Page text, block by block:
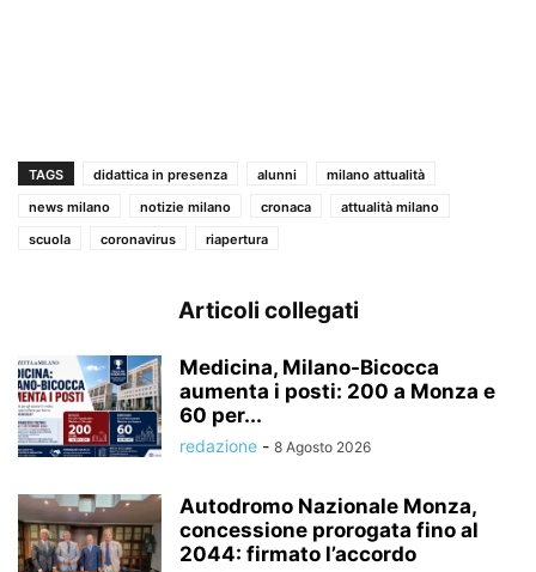
TAGS didattica in presenza alunni
milano attualità
news milano
notizie milano cronaca
attualità milano
scuola
coronavirus riapertura
Articoli collegati
Medicina, Milano-Bicocca
aumenta i posti: 200 a Monza e
60 per...
redazione - 8 Agosto 2026
Autodromo Nazionale Monza,
concessione prorogata fino al
2044: firmato l’accordo